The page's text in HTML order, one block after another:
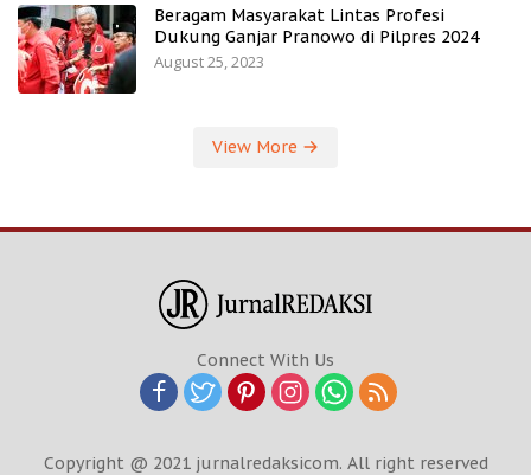
Beragam Masyarakat Lintas Profesi
Dukung Ganjar Pranowo di Pilpres 2024
August 25, 2023
View More
Connect With Us
Copyright @ 2021 jurnalredaksicom. All right reserved